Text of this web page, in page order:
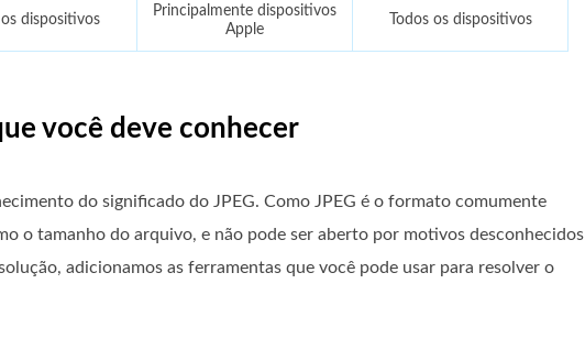
os dispositivos
Principalmente dispositivos
Apple
Todos os dispositivos
você deve conhecer
do significado do JPEG. Como JPEG é o formato comumente
o tamanho do arquivo, e não pode ser aberto por motivos desconhecidos
adicionamos as ferramentas que você pode usar para resolver o